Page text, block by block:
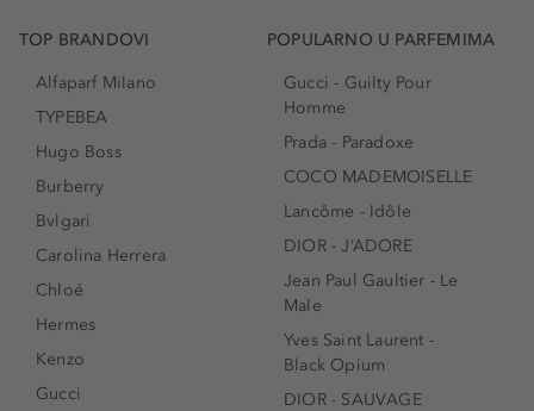
TOP BRANDOVI
Alfaparf Milano
TYPEBEA
Hugo Boss
Burberry
Bvlgari
Carolina Herrera
Chloé
Hermes
Kenzo
Gucci
POPULARNO U PARFEMIMA
Gucci - Guilty Pour
Homme
Prada - Paradoxe
COCO MADEMOISELLE
Lancôme - Idôle
DIOR - J’ADORE
Jean Paul Gaultier - Le
Male
Yves Saint Laurent -
Black Opium
DIOR - SAUVAGE